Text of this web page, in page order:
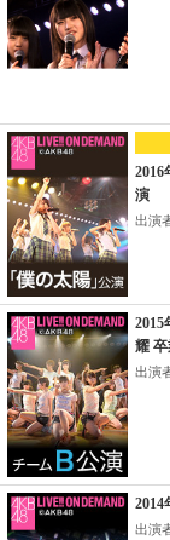
2016
演
出演
2015
耀
出演
2014
出演